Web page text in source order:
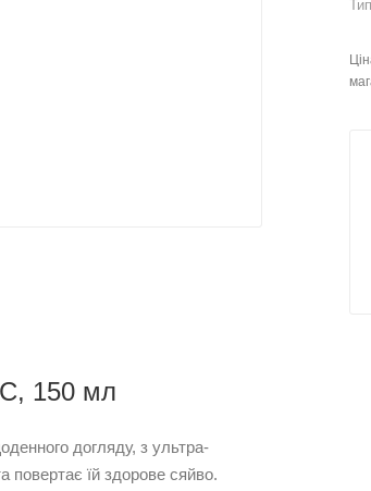
150 мл
догляду, з ультра-
їй здорове сяйво.